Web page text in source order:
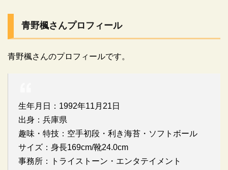
青野楓さんプロフィール
青野楓さんのプロフィールです。
生年月日：1992年11月21日
出身：兵庫県
趣味・特技：空手初段・利き海苔・ソフトボール
サイズ：身長169cm/靴24.0cm
事務所：トライストーン・エンタテイメント